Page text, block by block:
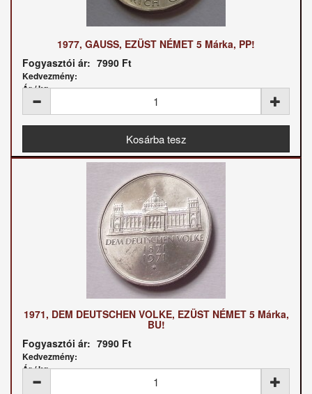
1977, GAUSS, EZÜST NÉMET 5 Márka, PP!
Fogyasztói ár: 7990 Ft
Kedvezmény:
Ár / kg:
1971, DEM DEUTSCHEN VOLKE, EZÜST NÉMET 5 Márka,
BU!
Fogyasztói ár: 7990 Ft
Kedvezmény:
Ár / kg: